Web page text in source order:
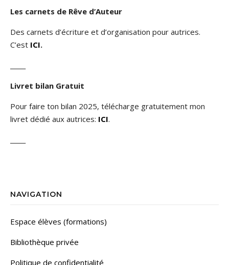
Les carnets de Rêve d’Auteur
Des carnets d’écriture et d’organisation pour autrices.
C’est ICI.
Livret bilan Gratuit
Pour faire ton bilan 2025, télécharge gratuitement mon
livret dédié aux autrices: ICI.
NAVIGATION
Espace élèves (formations)
Bibliothèque privée
Politique de confidentialité